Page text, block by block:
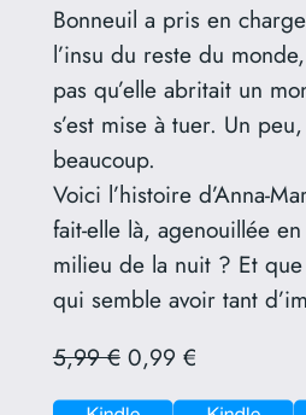
Bonneuil a pris en
l’insu du reste du
pas qu’elle abritait un
s’est mise à tuer. Un
beaucoup.
Voici l’histoire d’Anna-
fait-elle là, agenouillée
milieu de la nuit ? Et
qui semble avoir tant
5,99 €0,99 €